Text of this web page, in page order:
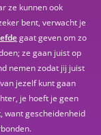
ze kunnen ook
bent, verwacht je
gaat geven om zo
ze gaan juist op
nemen zodat jij juist
jezelf kunt gaan
je hoeft je geen
want gescheidenheid